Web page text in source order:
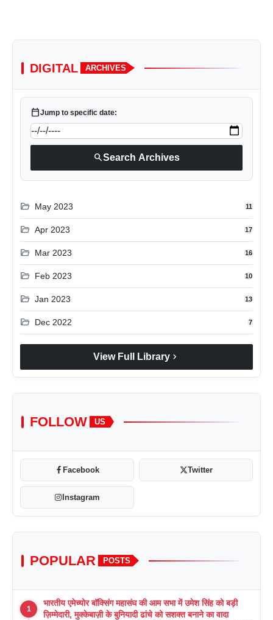
DIGITAL ARCHIVES
calendar_todayJump to specific date:
searchSearch Archives
folder_open May 2023 11
folder_open Apr 2023 17
folder_open Mar 2023 16
folder_open Feb 2023 10
folder_open Jan 2023 13
folder_open Dec 2022 7
View Full Library chevron_right
FOLLOW US
Facebook Twitter
Instagram
POPULAR POSTS
1
भारतीय एमेच्योर बॉक्सिंग महासंघ की आम सभा में उमेश सिंह को बड़ी
ज़िम्मेदारी, मुक्केबाज़ी के बुनियादी ढांचे को सशक्त बनाने का वादा